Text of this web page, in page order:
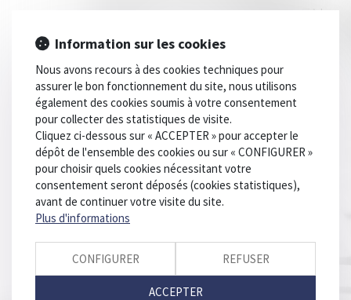
RÉGLEZ VOTRE FACTURE EN
LIGNE
Complétez le formulaire ci-
dessous pour régler vos
honoraires
Référence
VALIDER
Information sur les cookies
Nous avons recours à des cookies techniques pour
assurer le bon fonctionnement du site, nous utilisons
également des cookies soumis à votre consentement
pour collecter des statistiques de visite.
Cliquez ci-dessous sur « ACCEPTER » pour accepter le
dépôt de l'ensemble des cookies ou sur « CONFIGURER »
pour choisir quels cookies nécessitant votre
consentement seront déposés (cookies statistiques),
avant de continuer votre visite du site.
Plus d'informations
CONFIGURER REFUSER
ACCEPTER